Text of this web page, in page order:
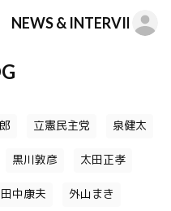
& INTERVIEW
立憲民主党 泉健太
黒川敦彦 太田正孝
田中康夫 外山まき